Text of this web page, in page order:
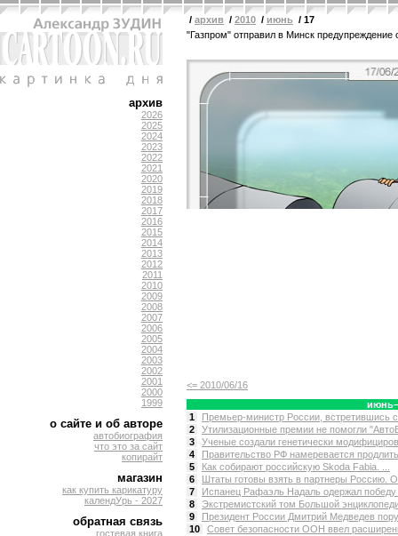
архив
2026
2025
2024
2023
2022
2021
2020
2019
2018
2017
2016
2015
2014
2013
2012
2011
2010
2009
2008
2007
2006
2005
2004
2003
2002
2001
2000
1999
о сайте и об авторе
автобиография
что это за сайт
копирайт
магазин
как купить карикатуру
календУрь - 2027
обратная связь
гостевая книга
/ архив / 2010 / июнь / 17
"Газпром" отправил в Минск предупреждение
<= 2010/06/16
1
Премьер-министр России, встретившись
2
Утилизационные премии не помогли
3
Ученые создали генетически
4
Правительство РФ намеревается
5
Как собирают российскую Skoda Fabia. ...
6
Штаты готовы взять в партнеры Россию.
7
Испанец Рафаэль Надаль одержал
8
Экстремистский том Большой
9
Президент России Дмитрий Медведев
10
Совет безопасности ООН ввел